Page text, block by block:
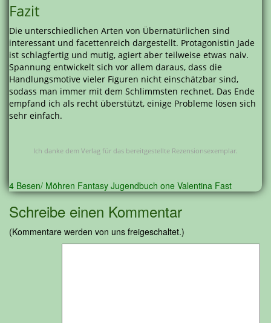
Fazit
Die unterschiedlichen Arten von Übernatürlichen sind
interessant und facettenreich dargestellt. Protagonistin Jade
ist schlagfertig und mutig, agiert aber teilweise etwas naiv.
Spannung entwickelt sich vor allem daraus, dass die
Handlungsmotive vieler Figuren nicht einschätzbar sind,
sodass man immer mit dem Schlimmsten rechnet. Das Ende
empfand ich als recht überstützt, einige Probleme lösen sich
sehr einfach.
Ich danke dem Verlag für das bereitgestellte Rezensionsexemplar.
4 Besen/ Möhren Fantasy Jugendbuch one Valentina Fast
Schreibe einen Kommentar
(Kommentare werden von uns freigeschaltet.)